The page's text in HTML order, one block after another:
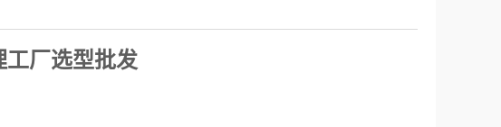
工厂选型批发